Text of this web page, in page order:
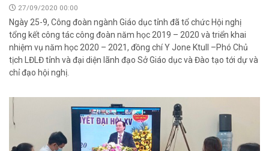
27/09/2020 00:00
Ngày 25-9, Công đoàn ngành Giáo dục tỉnh đã tổ chức Hội nghị
tổng kết công tác công đoàn năm học 2019 – 2020 và triển khai
nhiệm vụ năm học 2020 – 2021, đồng chí Y Jone Ktull –Phó Chủ
tịch LĐLĐ tỉnh và đại diện lãnh đạo Sở Giáo dục và Đào tạo tới dự và
chỉ đạo hội nghị.